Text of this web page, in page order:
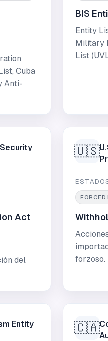
Cuba
Anti-
BIS
Entity
Military
List
Act
del
🇺🇸
FORCED
forzoso.
Entity
🇨🇦